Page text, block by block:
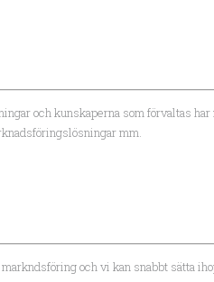
och kunskaperna som förvaltas
mm.
och vi kan snabbt sätta